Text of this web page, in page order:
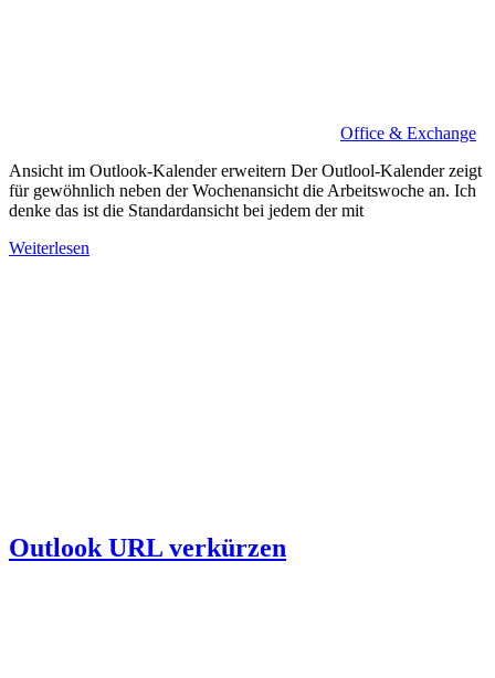
Office & Exchange
Ansicht im Outlook-Kalender erweitern Der Outlool-Kalender zeigt
für gewöhnlich neben der Wochenansicht die Arbeitswoche an. Ich
denke das ist die Standardansicht bei jedem der mit
Weiterlesen
Outlook URL verkürzen